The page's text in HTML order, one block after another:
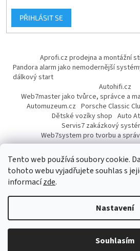
Tento web používá soubory cookie.
tohoto webu vyjadřujete souhlas s
informacízde.
Nastavení
Souhlasím
PŘIHLÁSIT SE
Aprofi.cz prodejna a montážní
Pandora alarm jako nemodernější
dálkový start
Autohifi.cz
Web7master jako tvůrce, správce a
Automuzeum.cz Porsche Classic
Dětské vozíky shop Auto
Servis7 zakázkový
Web7system pro tvorbu a
Dárek
Copyright 2026AUTOPROFI CZ.
nastavení cookies